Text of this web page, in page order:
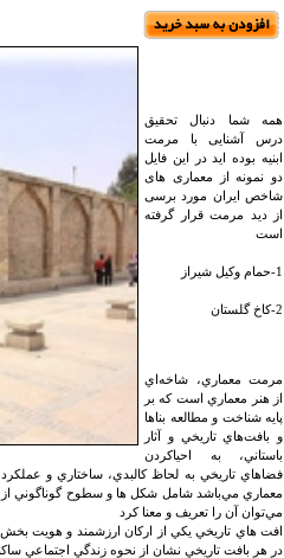
همه شما دنبال تحقیق
درس آشنایی با مرمت
ابنیه بوده اید در این فایل
دو نمونه از معماری های
شاخص ایران مورد برسی
از دید مرمت قرار گرفته
است
1-حمام وکیل شیراز
2-کاخ گلستان
مرمت معماري، شاخه‌اي
از هنر معماري است که بر
پايه شناخت و مطالعه بناها
و بافت‌هاي تاريخي و آثار
باستاني، به احياکردن
فضاهاي تاريخي به لحاظ کالبدي، ساختاري و
معماري مي‌باشد شامل شکل ها و سطوح گوناگوني
مي‌توان آن را تعريف و معنا کرد
افت هاي تاريخي يکي از ارکان ارزشمند و هويت
در هر بافت تاريخي نشان از نحوه زندگي اجتماعي